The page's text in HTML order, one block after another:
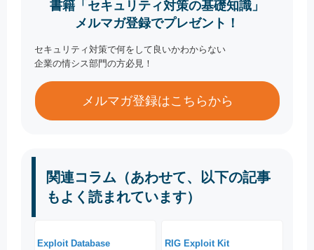
書籍「セキュリティ対策の基礎知識」
メルマガ登録でプレゼント！
セキュリティ対策で何をして良いかわからない
企業の情シス部門の方必見！
メルマガ登録はこちらから
関連コラム（あわせて、以下の記事
もよく読まれています）
Exploit Database RIG Exploit Kit